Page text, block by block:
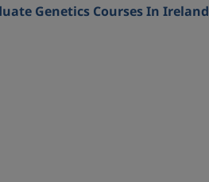
Genetics Courses In Ireland